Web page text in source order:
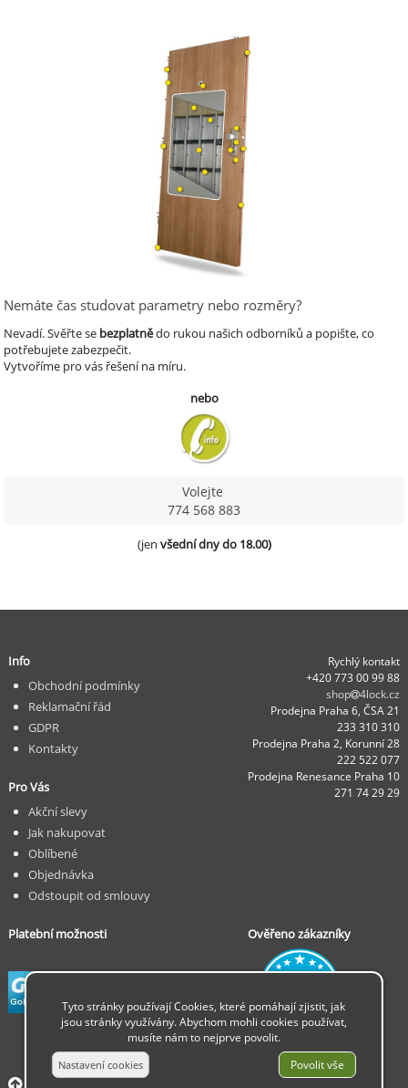
Nemáte čas studovat parametry nebo rozměry?
Nevadí.Svěřte se bezplatnědo rukou našich odborníků a popište, co
potřebujete zabezpečit.
Vytvoříme pro vás řešení na míru.
nebo
Volejte
774 568 883
(jen všední dny do 18.00)
Rychlý kontakt
+420 773 00 99 88
shop
4lock.cz
Prodejna Praha 6, ČSA 21
233 310 310
Prodejna Praha 2, Korunní 28
222 522 077
Prodejna Renesance Praha 10
271 74 29 29
Info
Obchodní podmínky
Reklamační řád
GDPR
Kontakty
Pro Vás
Akční slevy
Jak nakupovat
Oblíbené
Objednávka
Odstoupit od smlouvy
Platební možnosti Ověřeno zákazníky
Tyto stránky používají Cookies, které pomáhají zjistit, jak
jsou stránky využívány. Abychom mohli cookies používat,
musíte nám to nejprve povolit.